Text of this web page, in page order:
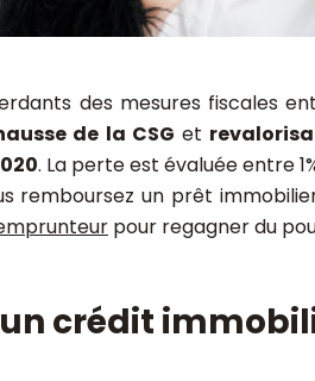
des mesures fiscales
de la CSG et
. La perte est évaluée entre
remboursez un prêt
pour regagner du
crédit